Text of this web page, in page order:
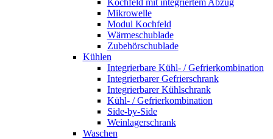
Kochfeld mit integriertem Abzug
Mikrowelle
Modul Kochfeld
Wärmeschublade
Zubehörschublade
Kühlen
Integrierbare Kühl- / Gefrierkombination
Integrierbarer Gefrierschrank
Integrierbarer Kühlschrank
Kühl- / Gefrierkombination
Side-by-Side
Weinlagerschrank
Waschen